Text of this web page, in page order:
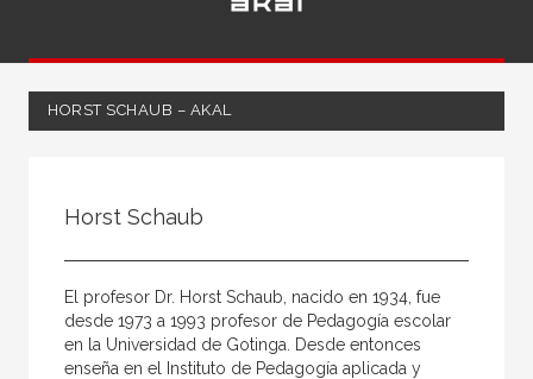
HORST SCHAUB – AKAL
Coordinador
Horst Schaub
El profesor Dr. Horst Schaub, nacido en 1934, fue
desde 1973 a 1993 profesor de Pedagogía escolar
en la Universidad de Gotinga. Desde entonces
enseña en el Instituto de Pedagogía aplicada y